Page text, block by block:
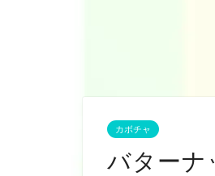
カボチャ
バターナ